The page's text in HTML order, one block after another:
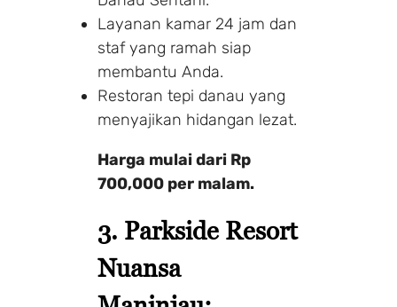
Layanan kamar 24 jam dan
staf yang ramah siap
membantu Anda.
Restoran tepi danau yang
menyajikan hidangan lezat.
Harga mulai dari Rp
700,000 per malam.
3. Parkside Resort
Nuansa